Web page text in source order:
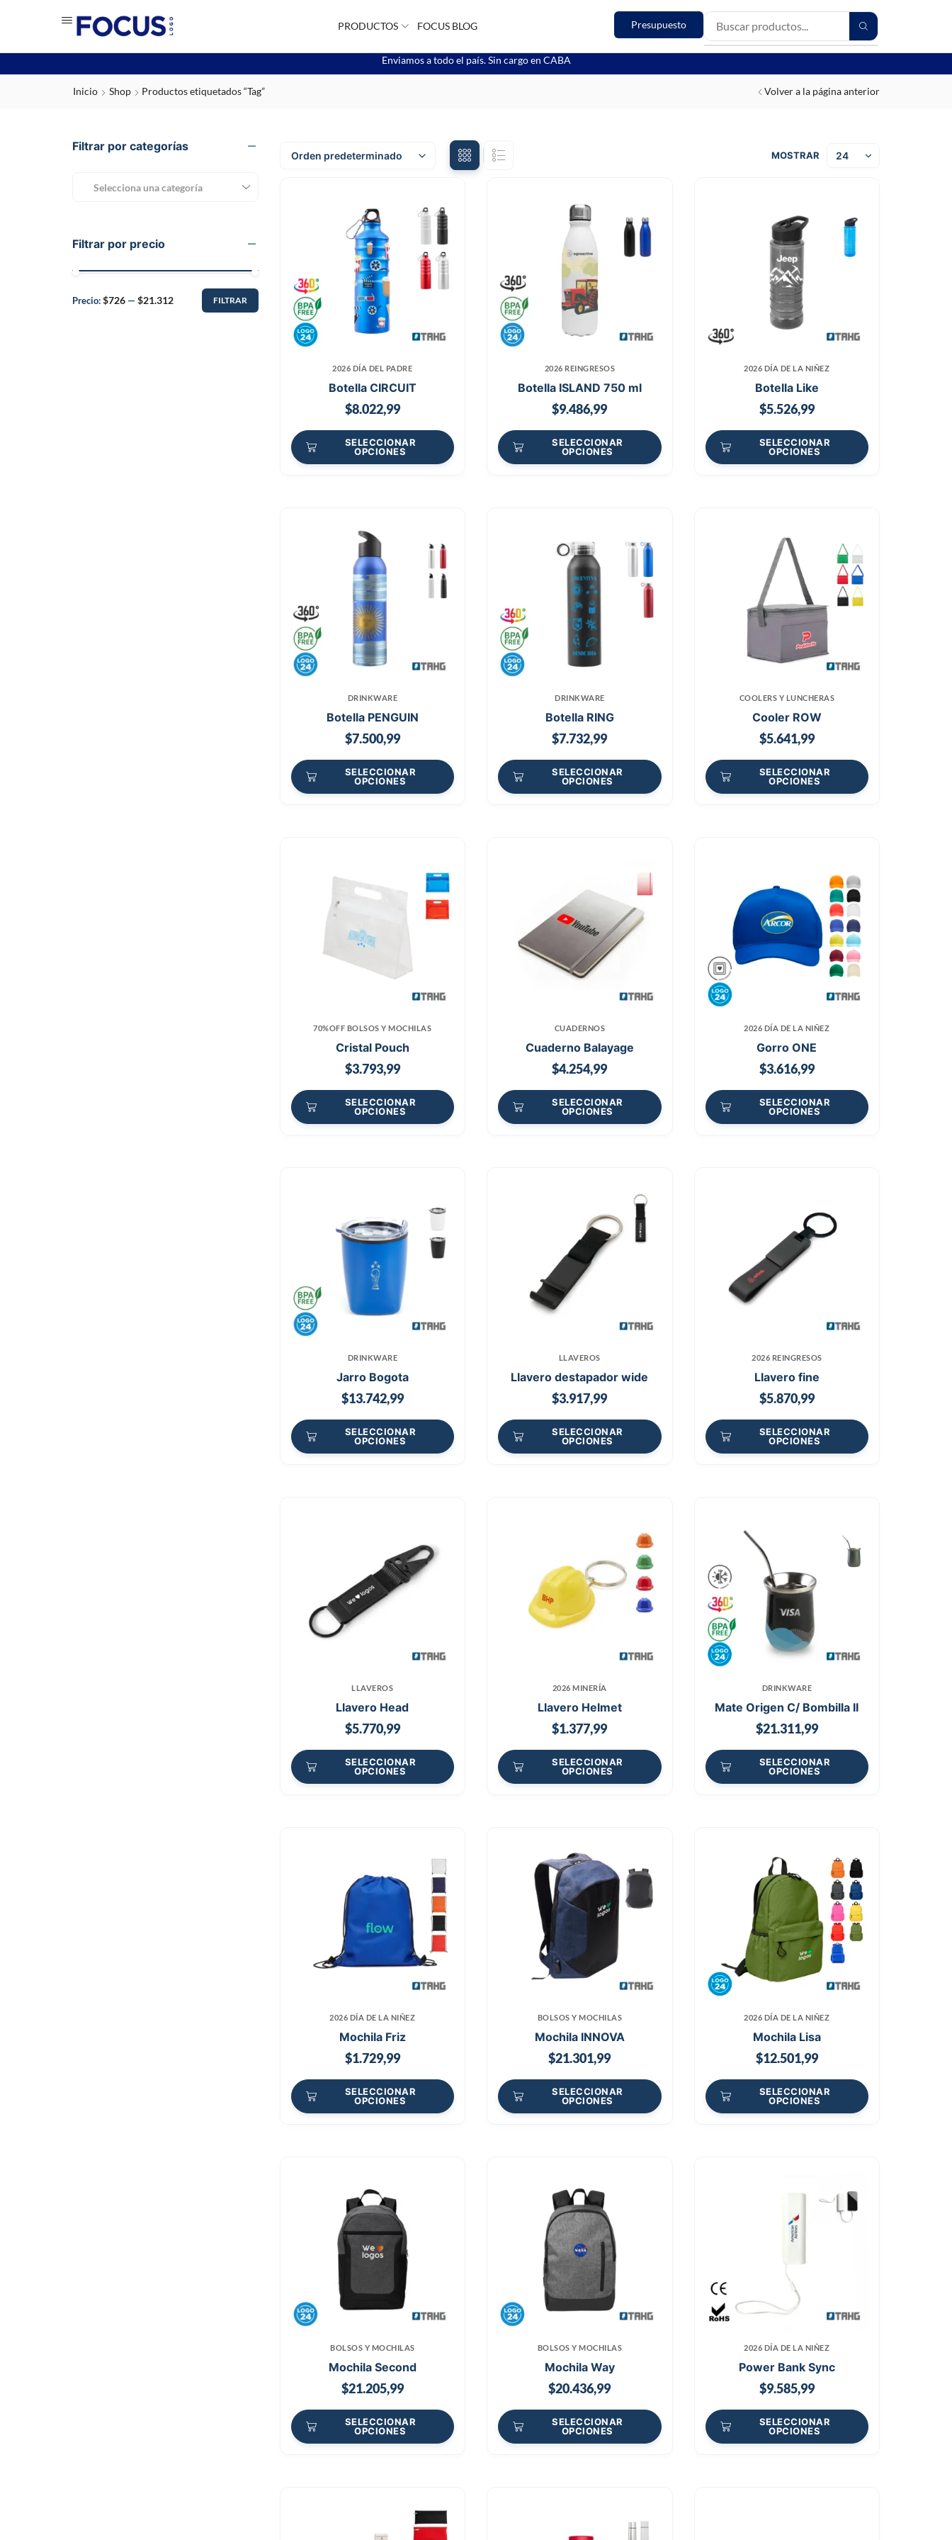
PRODUCTOS FOCUS BLOG Presupuesto
Enviamos a todo el país. Sin cargo en CABA
Inicio Shop Productos etiquetados “Tag” Volver a la página anterior
Filtrar por categorías
Selecciona una categoría
Filtrar por precio
FILTRAR
Precio:$726 — $21.312
MOSTRAR
2026 DÍA DEL PADRE
Botella CIRCUIT
$8.022,99
SELECCIONAR
OPCIONES
2026 REINGRESOS
Botella ISLAND 750 ml
$9.486,99
SELECCIONAR
OPCIONES
2026 DÍA DE LA NIÑEZ
Botella Like
$5.526,99
SELECCIONAR
OPCIONES
DRINKWARE
Botella PENGUIN
$7.500,99
SELECCIONAR
OPCIONES
DRINKWARE
Botella RING
$7.732,99
SELECCIONAR
OPCIONES
COOLERS Y LUNCHERAS
Cooler ROW
$5.641,99
SELECCIONAR
OPCIONES
70%OFF BOLSOS Y MOCHILAS
Cristal Pouch
$3.793,99
SELECCIONAR
OPCIONES
CUADERNOS
Cuaderno Balayage
$4.254,99
SELECCIONAR
OPCIONES
2026 DÍA DE LA NIÑEZ
Gorro ONE
$3.616,99
SELECCIONAR
OPCIONES
DRINKWARE
Jarro Bogota
$13.742,99
SELECCIONAR
OPCIONES
LLAVEROS
Llavero destapador wide
$3.917,99
SELECCIONAR
OPCIONES
2026 REINGRESOS
Llavero fine
$5.870,99
SELECCIONAR
OPCIONES
LLAVEROS
Llavero Head
$5.770,99
SELECCIONAR
OPCIONES
2026 MINERÍA
Llavero Helmet
$1.377,99
SELECCIONAR
OPCIONES
DRINKWARE
Mate Origen C/ Bombilla II
$21.311,99
SELECCIONAR
OPCIONES
2026 DÍA DE LA NIÑEZ
Mochila Friz
$1.729,99
SELECCIONAR
OPCIONES
BOLSOS Y MOCHILAS
Mochila INNOVA
$21.301,99
SELECCIONAR
OPCIONES
2026 DÍA DE LA NIÑEZ
Mochila Lisa
$12.501,99
SELECCIONAR
OPCIONES
BOLSOS Y MOCHILAS
Mochila Second
$21.205,99
SELECCIONAR
OPCIONES
BOLSOS Y MOCHILAS
Mochila Way
$20.436,99
SELECCIONAR
OPCIONES
2026 DÍA DE LA NIÑEZ
Power Bank Sync
$9.585,99
SELECCIONAR
OPCIONES